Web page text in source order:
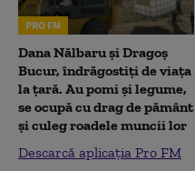
PRO FM
Dana Nălbaru și Dragoș
Bucur, îndrăgostiți de viața
la țară. Au pomi și legume,
se ocupă cu drag de pământ
și culeg roadele muncii lor
Descarcă aplicația Pro FM